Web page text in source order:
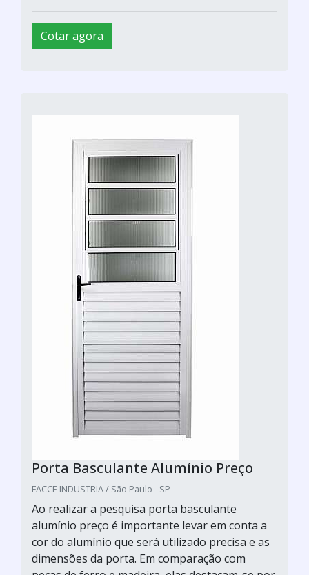
Cotar agora
Porta Basculante Alumínio Preço
FACCE INDUSTRIA / São Paulo - SP
Ao realizar a pesquisa porta basculante
alumínio preço é importante levar em conta a
cor do alumínio que será utilizado precisa e as
dimensões da porta. Em comparação com